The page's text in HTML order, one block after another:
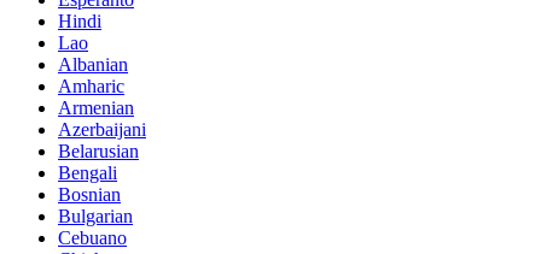
Hindi
Lao
Albanian
Amharic
Armenian
Azerbaijani
Belarusian
Bengali
Bosnian
Bulgarian
Cebuano